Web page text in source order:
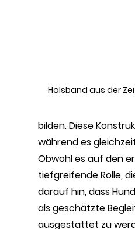
Halsband aus der
bilden. Diese
während es
Obwohl es auf den
tiefgreifende Rolle,
darauf hin, dass
als geschätzte
ausgestattet zu